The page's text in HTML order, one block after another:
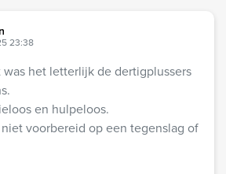
23:38
was het letterlijk de dertigplussers
en hulpeloos.
voorbereid op een tegenslag of